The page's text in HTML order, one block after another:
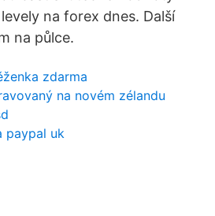
na forex dnes. Další
na půlce.
zdarma
na novém zélandu
paypal uk